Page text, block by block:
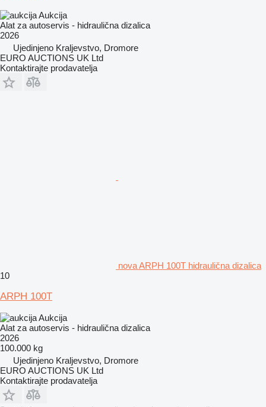
Aukcija
Alat za autoservis - hidraulična dizalica
2026
Ujedinjeno Kraljevstvo, Dromore
EURO AUCTIONS UK Ltd
Kontaktirajte prodavatelja
nova ARPH 100T hidraulična dizalica
10
ARPH 100T
Aukcija
Alat za autoservis - hidraulična dizalica
2026
100.000 kg
Ujedinjeno Kraljevstvo, Dromore
EURO AUCTIONS UK Ltd
Kontaktirajte prodavatelja